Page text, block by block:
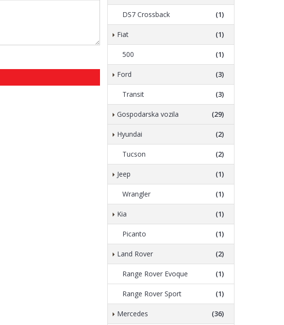
DS7 Crossback (1)
Fiat (1)
500 (1)
Ford (3)
Transit (3)
Gospodarska vozila (29)
Hyundai (2)
Tucson (2)
Jeep (1)
Wrangler (1)
Kia (1)
Picanto (1)
Land Rover (2)
Range Rover Evoque (1)
Range Rover Sport (1)
Mercedes (36)